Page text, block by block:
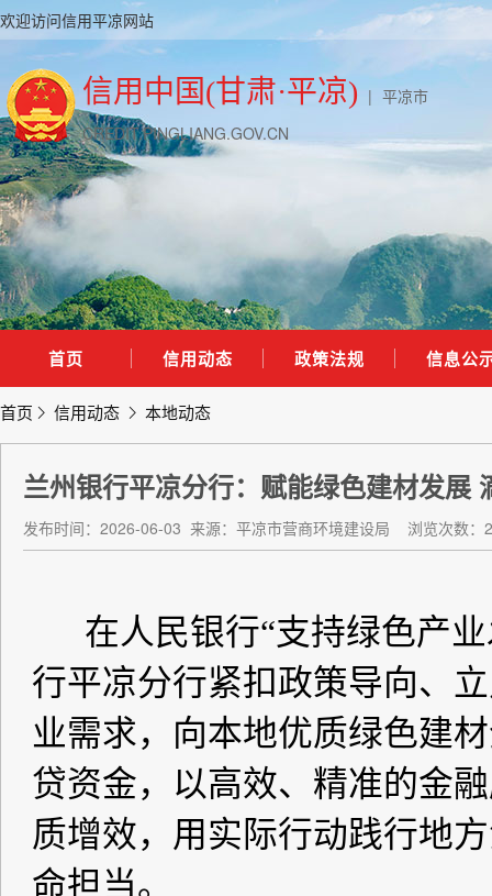
欢迎访问信用平凉网站
信用中国(甘肃·平凉) | 平凉市
CREDIT.PINGLIANG.GOV.CN
首页 信用动态 政策法规 信息公
首页 信用动态 本地动态
兰州银行平凉分行：赋能绿色建材发展
发布时间：2026-06-03 来源：平凉市营商环境建设局 浏览次数：